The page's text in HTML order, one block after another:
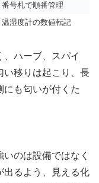
番号札で順番管理
温湿度計の数値転記
、ハーブ、スパイ
い移りは起こり、長
にも匂いが付くた
のは設備ではなく
出るよう、見える化